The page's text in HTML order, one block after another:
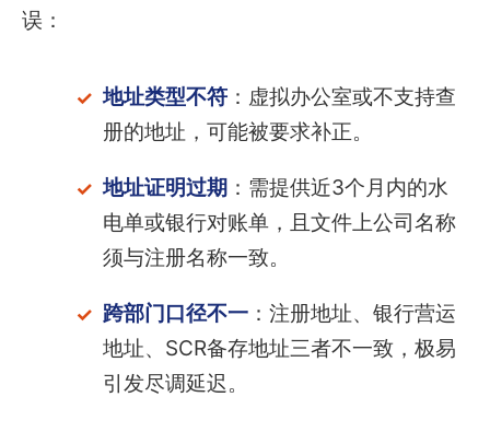
误：
地址类型不符：虚拟办公室或不支持查
册的地址，可能被要求补正。
地址证明过期 ：需提供近3个月内的水
电单或银行对账单，且文件上公司名称
须与注册名称一致。
跨部门口径不一：注册地址、银行营运
地址、SCR备存地址三者不一致，极易
引发尽调延迟。